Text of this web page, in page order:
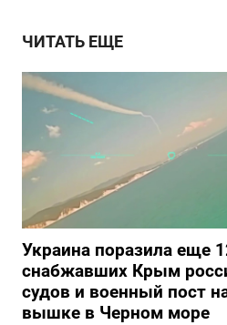
ЧИТАТЬ ЕЩЕ
Украина поразила еще
снабжавших Крым
судов и военный пост
вышке в Черном море